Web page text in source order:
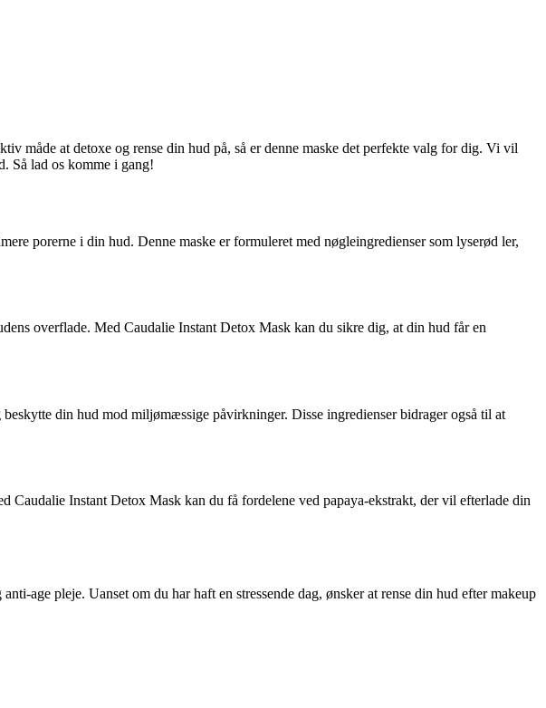
måde at detoxe og rense din hud på, så er denne maske det perfekte valg for dig. Vi vil
Så lad os komme i gang!
porerne i din hud. Denne maske er formuleret med nøgleingredienser som lyserød ler,
overflade. Med Caudalie Instant Detox Mask kan du sikre dig, at din hud får en
din hud mod miljømæssige påvirkninger. Disse ingredienser bidrager også til at
Caudalie Instant Detox Mask kan du få fordelene ved papaya-ekstrakt, der vil efterlade din
age pleje. Uanset om du har haft en stressende dag, ønsker at rense din hud efter makeup